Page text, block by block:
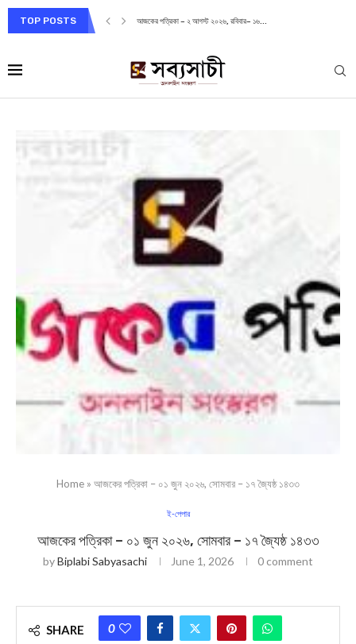
TOP POSTS আজকের পত্রিকা – ২ আগস্ট ২০২৬, রবিবার– ১৬...
Home » আজকের পত্রিকা – ০১ জুন ২০২৬, সোমবার – ১৭ জ্যৈষ্ঠ ১৪৩৩
ই-পেপার
আজকের পত্রিকা – ০১ জুন ২০২৬, সোমবার – ১৭ জ্যৈষ্ঠ ১৪৩৩
byBiplabi Sabyasachi June 1, 2026 0 comment
SHARE 0